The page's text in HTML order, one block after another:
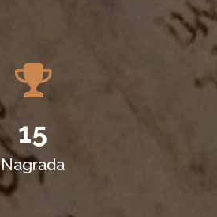
15
Nagrada